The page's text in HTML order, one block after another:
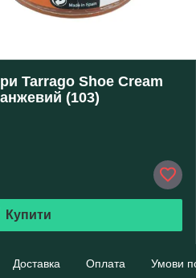
Tarrago Shoe Cream
(103)
Купити
Доставка Оплата Умови